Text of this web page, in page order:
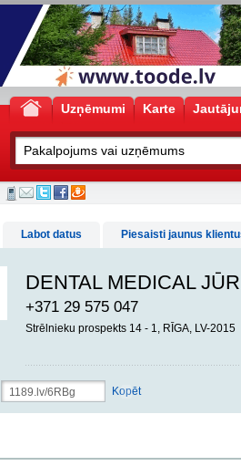
Uzņēmumi Karte
Labot datus Piesaisti jaunus
DENTAL MEDICAL
+371 29 575 047
Strēlnieku prospekts 14 - 1, RĪGA, LV-2015
Kopēt